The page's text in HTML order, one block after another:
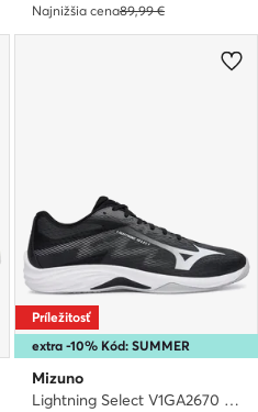
Najnižšia cena89,99 €
extra -10% Kód: SUMMER
Príležitosť
Mizuno
Lightning Select V1GA2670 · Halové topánky